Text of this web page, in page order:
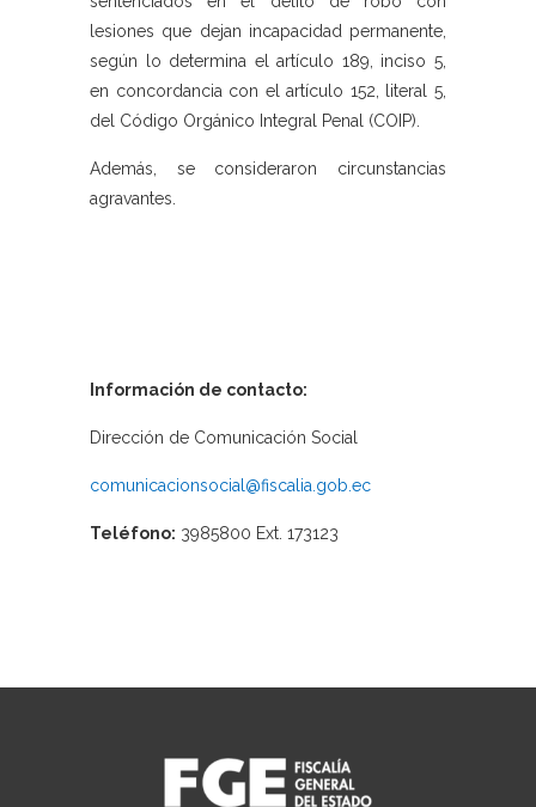
lesiones que dejan incapacidad permanente,
según lo determina el artículo 189, inciso 5,
en concordancia con el artículo 152, literal 5,
del Código Orgánico Integral Penal (COIP).
Además, se consideraron circunstancias
agravantes.
Información de contacto:
Dirección de Comunicación Social
comunicacionsocial@fiscalia.gob.ec
Teléfono: 3985800 Ext. 173123